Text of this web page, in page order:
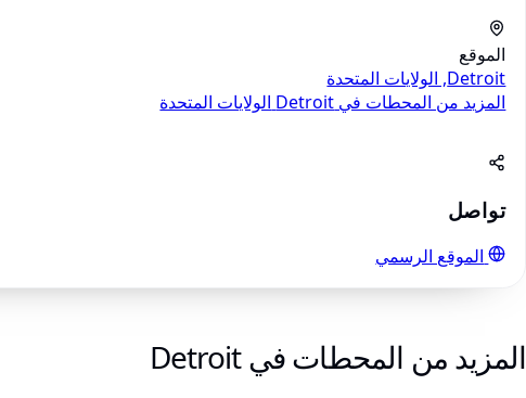
الموقع
Detroit, الولايات المتحدة
المزيد من المحطات في Detroit
الولايات المتحدة
تواصل
الموقع الرسمي
المزيد من المحطات في Detroit